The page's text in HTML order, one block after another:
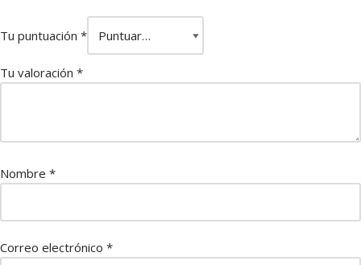
Tu puntuación *
Tu valoración *
Nombre *
Correo electrónico *